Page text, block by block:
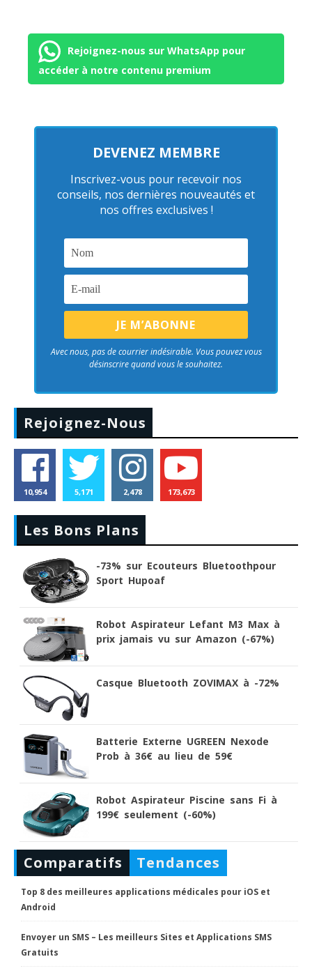
Rejoignez-nous sur WhatsApp pour
accéder à notre contenu premium
DEVENEZ MEMBRE
Inscrivez-vous pour recevoir nos
conseils, nos dernières nouveautés et
nos offres exclusives !
Avec nous, pas de courrier indésirable. Vous pouvez vous
désinscrire quand vous le souhaitez.
Rejoignez-Nous
10,954 5,171 2,478 173,673
Les Bons Plans
-73% sur Ecouteurs Bluetoothpour
Sport Hupoaf
Robot Aspirateur Lefant M3 Max à
prix jamais vu sur Amazon (-67%)
Casque Bluetooth ZOVIMAX à -72%
Batterie Externe UGREEN Nexode
Prob à 36€ au lieu de 59€
Robot Aspirateur Piscine sans Fi à
199€ seulement (-60%)
Comparatifs Tendances
Top 8 des meilleures applications médicales pour iOS et
Android
Envoyer un SMS – Les meilleurs Sites et Applications SMS
Gratuits